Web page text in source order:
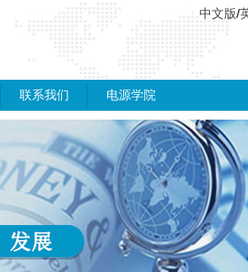
中文版/
联系我们 电源学院